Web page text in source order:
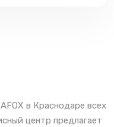
в Краснодаре всех
центр предлагает